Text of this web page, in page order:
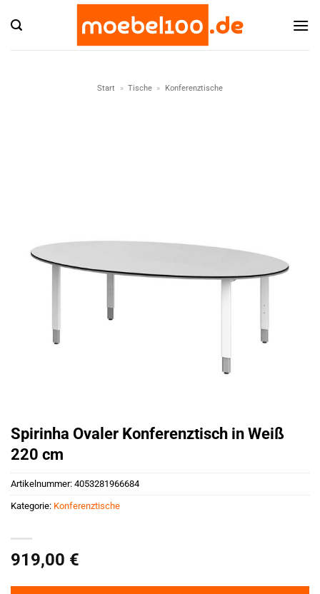
Inhalt
Start » Tische » Konferenztische
Spirinha Ovaler Konferenztisch in Weiß
220 cm
919,00 €
Artikelnummer: 4053281966684
Kategorie: Konferenztische